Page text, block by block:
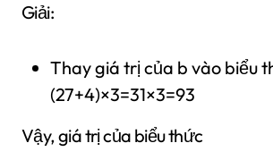
Giải:
Thay giá trị của b vào biểu
(27+4)×3=31×3=93
Vậy, giá trị của biểu thức